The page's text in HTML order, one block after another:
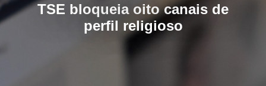
TSE bloqueia oito canais de
perfil religioso